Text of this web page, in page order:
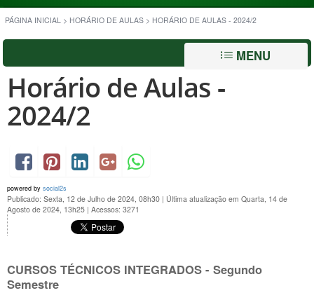
PÁGINA INICIAL > HORÁRIO DE AULAS > HORÁRIO DE AULAS - 2024/2
MENU
Horário de Aulas -
2024/2
powered by social2s
Publicado: Sexta, 12 de Julho de 2024, 08h30 | Última atualização em Quarta, 14 de
Agosto de 2024, 13h25 | Acessos: 3271
CURSOS TÉCNICOS INTEGRADOS - Segundo
Semestre